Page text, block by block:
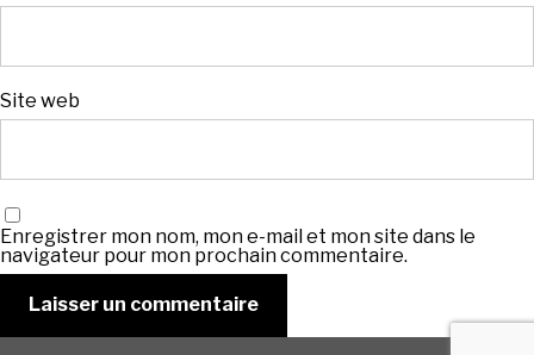
Site web
Enregistrer mon nom, mon e-mail et mon site dans le
navigateur pour mon prochain commentaire.